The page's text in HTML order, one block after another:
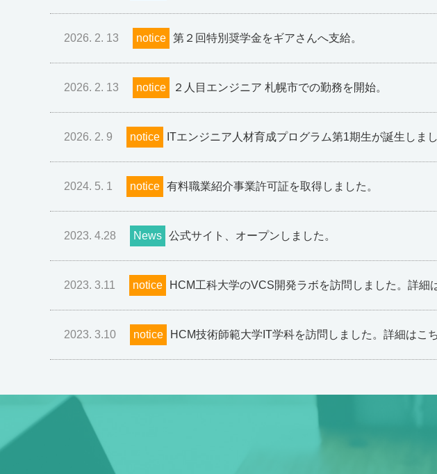
2026. 2. 13 notice 第２回特別奨学金をギアさんへ支給。
2026. 2. 13 notice ２人目エンジニア 札幌市での勤務を開始。
2026. 2. 9 notice ITエンジニア人材育成プログラム第1期生が誕生しまし
2024. 5. 1 notice 有料職業紹介事業許可証を取得しました。
2023. 4.28 News 公式サイト、オープンしました。
2023. 3.11 notice HCM工科大学のVCS開発ラボを訪問しました。詳細
2023. 3.10 notice HCM技術師範大学IT学科を訪問しました。詳細はこち